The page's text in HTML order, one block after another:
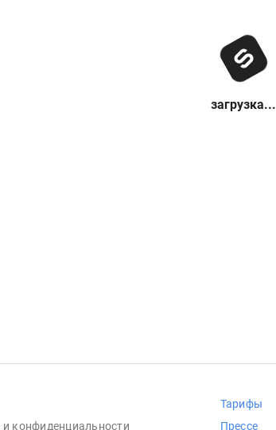
загрузка...
и конфиденциальности
Тарифы
Прессе